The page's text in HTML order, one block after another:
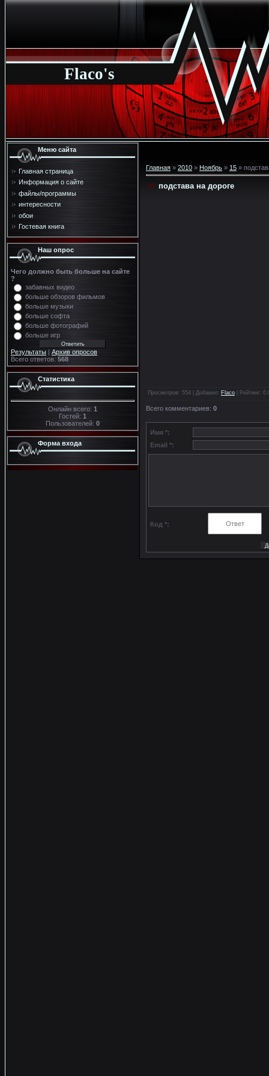
Flaco's
Меню сайта
Главная страница
Информация о сайте
файлы/программы
интересности
обои
Гостевая книга
Наш опрос
Чего должно быть больше на сайте
?
забавных видео
больше обзоров фильмов
больше музыки
больше софта
больше фотографий
больше игр
Результаты | Архив опросов
Всего ответов: 568
Статистика
Онлайн всего: 1
Гостей: 1
Пользователей: 0
Форма входа
Главная » 2010 » Ноябрь » 15 »
подстава на дороге
Просмотров : 554 | Добавил: Flaco Рейтинг:
Всего комментариев: 0
Имя *:
Email *:
Код *: